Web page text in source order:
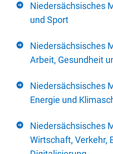
Niedersächsisches
und Sport
Niedersächsisches
Arbeit, Gesundheit
Niedersächsisches
Energie und
Niedersächsisches
Wirtschaft, Verkehr,